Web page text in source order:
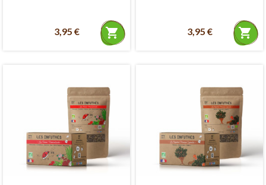
3,95 € shopping_cart 3,95 € shopping_cart